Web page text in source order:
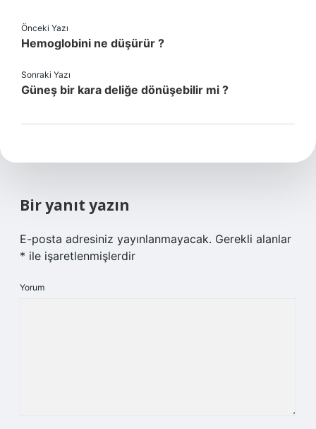
Önceki Yazı
Hemoglobini ne düşürür ?
Sonraki Yazı
Güneş bir kara deliğe dönüşebilir mi ?
Bir yanıt yazın
E-posta adresiniz yayınlanmayacak. Gerekli alanlar
* ile işaretlenmişlerdir
Yorum